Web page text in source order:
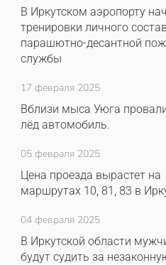
В Иркутском аэропорту
тренировки личного
парашютно-десантной
службы
17 февраля 2025
Вблизи мыса Уюга
лёд автомобиль.
05 февраля 2025
Цена проезда вырастет на
маршрутах 10, 81, 83 в
04 февраля 2025
В Иркутской области
будут судить за